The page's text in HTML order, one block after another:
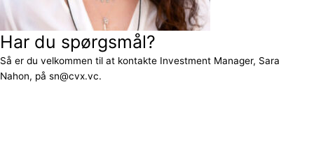
Har du spørgsmål?
Så er du velkommen til at kontakte Investment Manager, Sara
Nahon, på sn@cvx.vc.